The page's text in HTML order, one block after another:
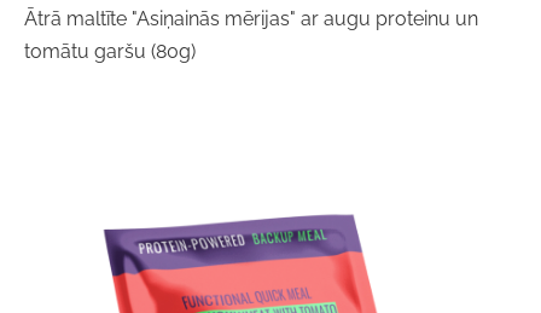
Ātrā maltīte "Asiņainās mērijas" ar augu proteinu un
tomātu garšu (80g)